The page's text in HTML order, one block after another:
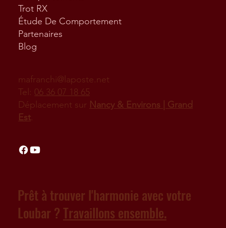
Trot RX
Étude De Comportement
Partenaires
Blog
mafranchi@laposte.net
Tel: 06 36 07 18 65
Déplacement sur Nancy & Environs | Grand
Est.
Prêt à trouver l'harmonie avec votre
Loubar ? Travaillons ensemble.